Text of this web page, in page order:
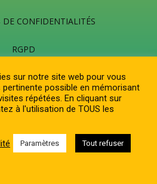
DE CONFIDENTIALITÉS
RGPD
NOUS
sur notre site web pour vous
possible en mémorisant
répétées. En cliquant sur
à l'utilisation de TOUS les
Paramètres Tout refuser